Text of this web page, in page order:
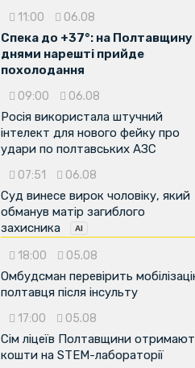
11:00 06.08
Спека до +37°: на Полтавщину
днями нарешті прийде
похолодання
09:00 06.08
Росія використала штучний
інтелект для нового фейку про
удари по полтавських АЗС
07:51 06.08
Суд винесе вирок чоловіку, який
обманув матір загиблого
захисника
18:00 05.08
Омбудсман перевірить
полтавця після інсульту
17:00 05.08
Сім ліцеїв Полтавщини
кошти на STEM-лабораторії